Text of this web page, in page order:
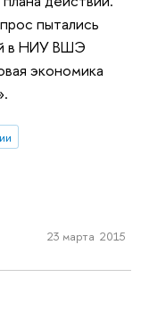
пытались
в НИУ ВШЭ
экономика
23 марта 2015